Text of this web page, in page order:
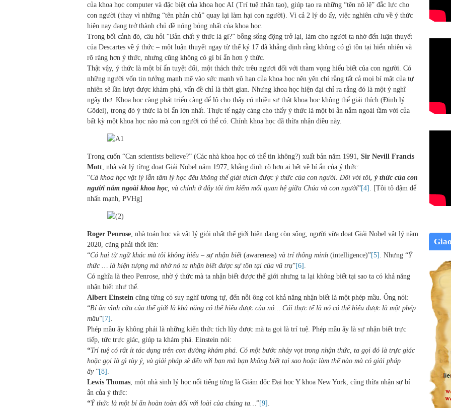
của khoa học computer và đặc biệt của khoa học AI (Trí tuệ nhân tạo), giúp tạo ra những “tên nô lệ” đắc lực cho
con người (thay vì những “tên phản chủ” quay lại làm hại con người). Vì cả 2 lý do ấy, việc nghiên cứu về ý thức
hiện nay đang trở thành chủ đề nóng bỏng nhất của khoa học.
Trong bối cảnh đó, câu hỏi “Bản chất ý thức là gì?” bỗng sống động trở lại, làm cho người ta nhớ đến luận thuyết
của Descartes về ý thức – một luận thuyết ngay từ thế kỷ 17 đã khẳng định rằng không có gì tồn tại hiển nhiên và
rõ ràng hơn ý thức, nhưng cũng không có gì bí ẩn hơn ý thức.
Thật vậy, ý thức là một bí ẩn tuyệt đối, một thách thức trêu ngươi đối với tham vọng hiểu biết của con người. Có
những người vốn tin tưởng mạnh mẽ vào sức mạnh vô hạn của khoa học nên yên chí rằng tất cả mọi bí mật của tự
nhiên sẽ lần lượt được khám phá, vấn đề chỉ là thời gian. Nhưng khoa học hiện đại chỉ ra rằng đó là một ý nghĩ
ngây thơ. Khoa học càng phát triển càng để lộ cho thấy có nhiều sự thật khoa học không thể giải thích (Định lý
Gödel), trong đó ý thức là bí ẩn lớn nhất. Thực tế ngày càng cho thấy ý thức là một bí ẩn nằm ngoài tầm với của
bất kỳ một khoa học nào mà con người có thể có. Chính khoa học đã thừa nhận điều này.
Trong cuốn “Can scientists believe?” (Các nhà khoa học có thể tin không?) xuất bản năm 1991, Sir Nevill Francis
Mott, nhà vật lý từng đoạt Giải Nobel năm 1977, khẳng định rõ hơn ai hết về bí ẩn của ý thức:
“Cả khoa học vật lý lẫn tâm lý học đều không thể giải thích được ý thức của con người. Đối với tôi, ý thức của con
người nằm ngoài khoa học, và chính ở đây tôi tìm kiếm mối quan hệ giữa Chúa và con người”[4] . [Tôi tô đậm để
nhấn mạnh, PVHg]
Roger Penrose, nhà toán học và vật lý giỏi nhất thế giới hiện đang còn sống, người vừa đoạt Giải Nobel vật lý năm
2020, cũng phải thốt lên:
“Có hai từ ngữ khác mà tôi không hiểu – sự nhận biết (awareness) và trí thông minh (intelligence)”[5] . Nhưng “Ý
thức … là hiện tượng mà nhờ nó ta nhận biết được sự tồn tại của vũ trụ”[6] .
Có nghĩa là theo Penrose, nhờ ý thức mà ta nhận biết được thế giới nhưng ta lại không biết tại sao ta có khả năng
nhận biết như thế.
Albert Einstein cũng từng có suy nghĩ tương tự, đến nỗi ông coi khả năng nhận biết là một phép mầu. Ông nói:
“Bí ẩn vĩnh cửu của thế giới là khả năng có thể hiểu được của nó… Cái thực tế là nó có thể hiểu được là một phép
mầu”[7] .
Phép mầu ấy không phải là những kiến thức tích lũy được mà ta gọi là trí tuệ. Phép mầu ấy là sự nhận biết trực
tiếp, tức trực giác, giúp ta khám phá. Einstein nói:
“Trí tuệ có rất ít tác dụng trên con đường khám phá. Có một bước nhảy vọt trong nhận thức, ta gọi đó là trực giác
hoặc gọi là gì tùy ý, và giải pháp sẽ đến với bạn mà bạn không biết tại sao hoặc làm thế nào mà có giải pháp
ấy ”[8] .
Lewis Thomas, một nhà sinh lý học nổi tiếng từng là Giám đốc Đại học Y khoa New York, cũng thừa nhận sự bí
ẩn của ý thức:
“Ý thức là một bí ẩn hoàn toàn đối với loài của chúng ta…”[9] .